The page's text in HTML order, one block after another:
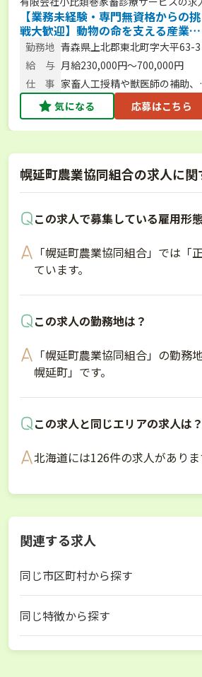
【業務未経験・専門無資格からの挑
戦大歓迎】動物の命を支える産業動
物医療の最前線！まずは見学・体験
から
勤務地 青森県上北郡東北町字大平63-3
給 与 月給230,000円～700,000円
仕 事 家畜人工授精や獣医師の補助、
場作業など
気になる 応募はこちら
幌延町農業協同組合の求人に
この求人で募集している雇用形
「幌延町農業協同組合」では「
ています。
この求人の勤務地は？
「幌延町農業協同組合」の勤務
幌延町」です。
この求人と同じエリアの求人は？
北海道には126件の求人がありま
関連する求人
同じ市区町村から探す
同じ特徴から探す